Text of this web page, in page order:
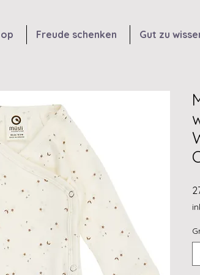
Freude schenken Gut zu